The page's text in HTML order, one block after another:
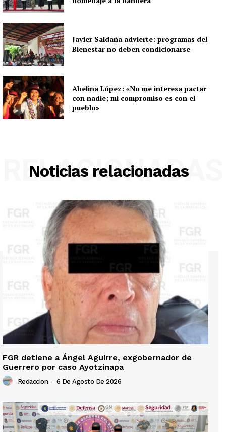
Javier Saldaña advierte: programas del
Bienestar no deben condicionarse
Abelina López: «No me interesa pactar
con nadie; mi compromiso es con el
pueblo»
Noticias relacionadas
RELACIONADAS
FGR detiene a Ángel Aguirre, exgobernador de
Guerrero por caso Ayotzinapa
Redaccion - 6 De Agosto De 2026